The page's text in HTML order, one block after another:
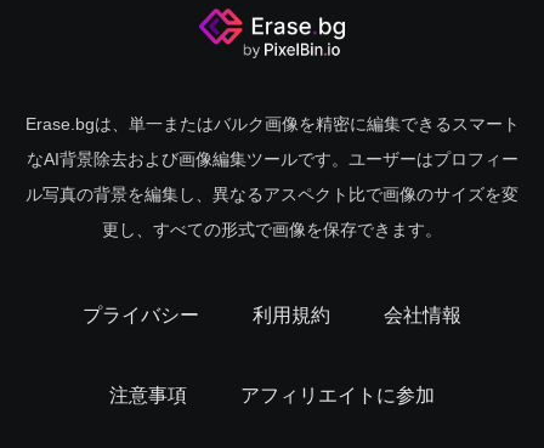
Erase.bgは、単一またはバルク画像を精密に編集できるスマート
なAI背景除去および画像編集ツールです。ユーザーはプロフィー
ル写真の背景を編集し、異なるアスペクト比で画像のサイズを変
更し、すべての形式で画像を保存できます。
プライバシー 利用規約 会社情報
注意事項 アフィリエイトに参加